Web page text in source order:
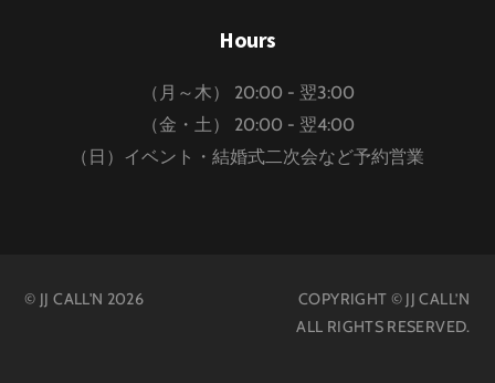
Hours
（月～木） 20:00 - 翌3:00
（金・土） 20:00 - 翌4:00
（日）イベント・結婚式二次会など予約営業
© JJ CALL'N 2026
COPYRIGHT © JJ CALL’N
ALL RIGHTS RESERVED.